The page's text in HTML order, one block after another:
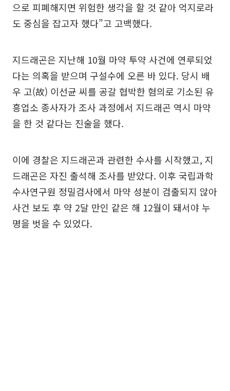
으로 피폐해지면 위험한 생각을 할 것 같아 억지로라
도 중심을 잡고자 했다”고 고백했다.
지드래곤은 지난해 10월 마약 투약 사건에 연루되었
다는 의혹을 받으며 구설수에 오른 바 있다. 당시 배
우 고(故) 이선균 씨를 공갈 협박한 혐의로 기소된 유
흥업소 종사자가 조사 과정에서 지드래곤 역시 마약
을 한 것 같다는 진술을 했다.
이에 경찰은 지드래곤과 관련한 수사를 시작했고, 지
드래곤은 자진 출석해 조사를 받았다. 이후 국립과학
수사연구원 정밀검사에서 마약 성분이 검출되지 않아
사건 보도 후 약 2달 만인 같은 해 12월이 돼서야 누
명을 벗을 수 있었다.